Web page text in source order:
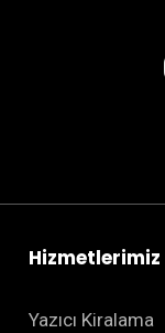
Hizmetlerimiz
Yazıcı Kiralama